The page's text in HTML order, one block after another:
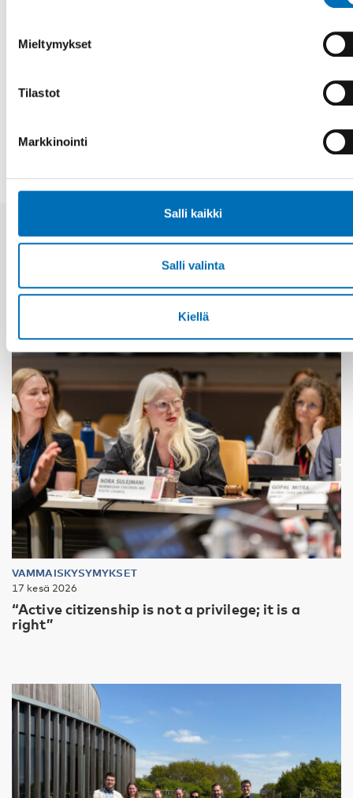
Mieltymykset
Tilastot
Markkinointi
Salli kaikki
Salli valinta
Kiellä
Fakta
Aiheeseen liittyviä uutisia
VAMMAISKYSYMYKSET
17 kesä 2026
“Active citizenship is not a privilege; it is a
right”